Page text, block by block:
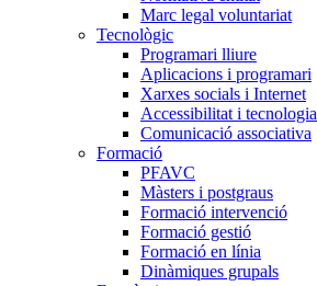
Marc legal voluntariat
Tecnològic
Programari lliure
Aplicacions i programari
Xarxes socials i Internet
Accessibilitat i tecnologia
Comunicació associativa
Formació
PFAVC
Màsters i postgraus
Formació intervenció
Formació gestió
Formació en línia
Dinàmiques grupals